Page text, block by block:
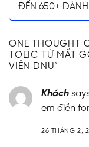
ĐẾN 650+
ONE THOUGHT
TOEIC TỪ MẤT
VIÊN DNU”
Khách
em điền
26 THÁNG 2,